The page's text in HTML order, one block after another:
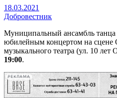
18.03.2021
Добровестник
Муниципальный ансамбль
юбилейным концертом на сцене
музыкального театра (ул. 10 лет
19:00.
РЕКЛАМА